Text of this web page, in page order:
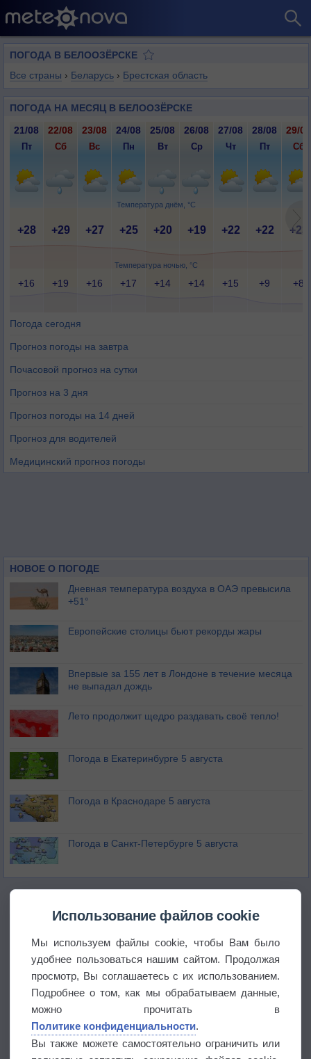
ПОГОДА В БЕЛООЗЁРСКЕ
Все страны › Беларусь › Брестская область
ПОГОДА НА МЕСЯЦ В БЕЛООЗЁРСКЕ
Температура днём, °C
Температура ночью, °C
21/08 22/08 23/08 24/08 25/08 26/08 27/08 28/08 29/08
Пт Сб Вс Пн Вт Ср Чт Пт Сб
+28 +29 +27 +25 +20 +19 +22 +22 +23
+16 +19 +16 +17 +14 +14 +15 +9 +8
Погода сегодня
Прогноз погоды на завтра
Почасовой прогноз на сутки
Прогноз на 3 дня
Прогноз погоды на 14 дней
Прогноз для водителей
Медицинский прогноз погоды
НОВОЕ О ПОГОДЕ
Дневная температура воздуха в ОАЭ превысила
+51°
Европейские столицы бьют рекорды жары
Впервые за 155 лет в Лондоне в течение месяца
не выпадал дождь
Лето продолжит щедро раздавать своё тепло!
Погода в Екатеринбурге 5 августа
Погода в Краснодаре 5 августа
Погода в Санкт-Петербурге 5 августа
Использование файлов cookie
Мы используем файлы cookie, чтобы Вам было
удобнее пользоваться нашим сайтом. Продолжая
просмотр, Вы соглашаетесь с их использованием.
Подробнее о том, как мы обрабатываем данные,
можно прочитать в
Политике конфиденциальности.
Вы также можете самостоятельно ограничить или